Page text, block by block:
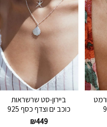
ביירון-סט שרשראות
כוכב ים וצדף כסף 925
₪449